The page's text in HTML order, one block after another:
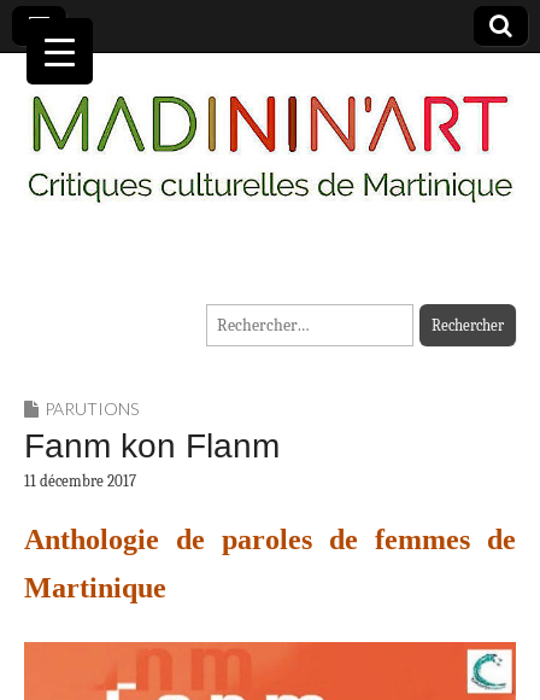
MADININ'ART
Rechercher :
PARUTIONS
Fanm kon Flanm
11 décembre 2017
Anthologie de paroles de femmes de
Martinique